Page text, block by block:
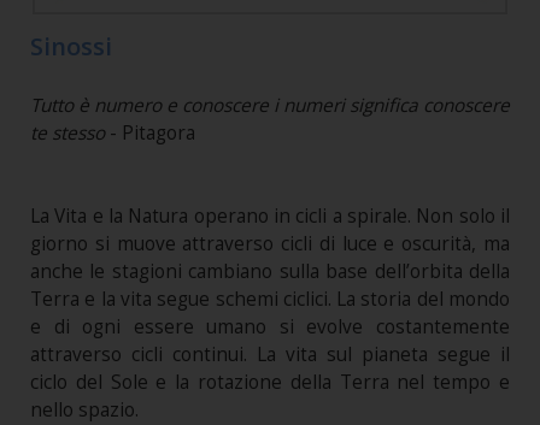
Sinossi
Tutto è numero e conoscere i numeri significa conoscere
te stesso- Pitagora
La Vita e la Natura operano in cicli a spirale. Non solo il
giorno si muove attraverso cicli di luce e oscurità, ma
anche le stagioni cambiano sulla base dell’orbita della
Terra e la vita segue schemi ciclici. La storia del mondo
e di ogni essere umano si evolve costantemente
attraverso cicli continui. La vita sul pianeta segue il
ciclo del Sole e la rotazione della Terra nel tempo e
nello spazio.